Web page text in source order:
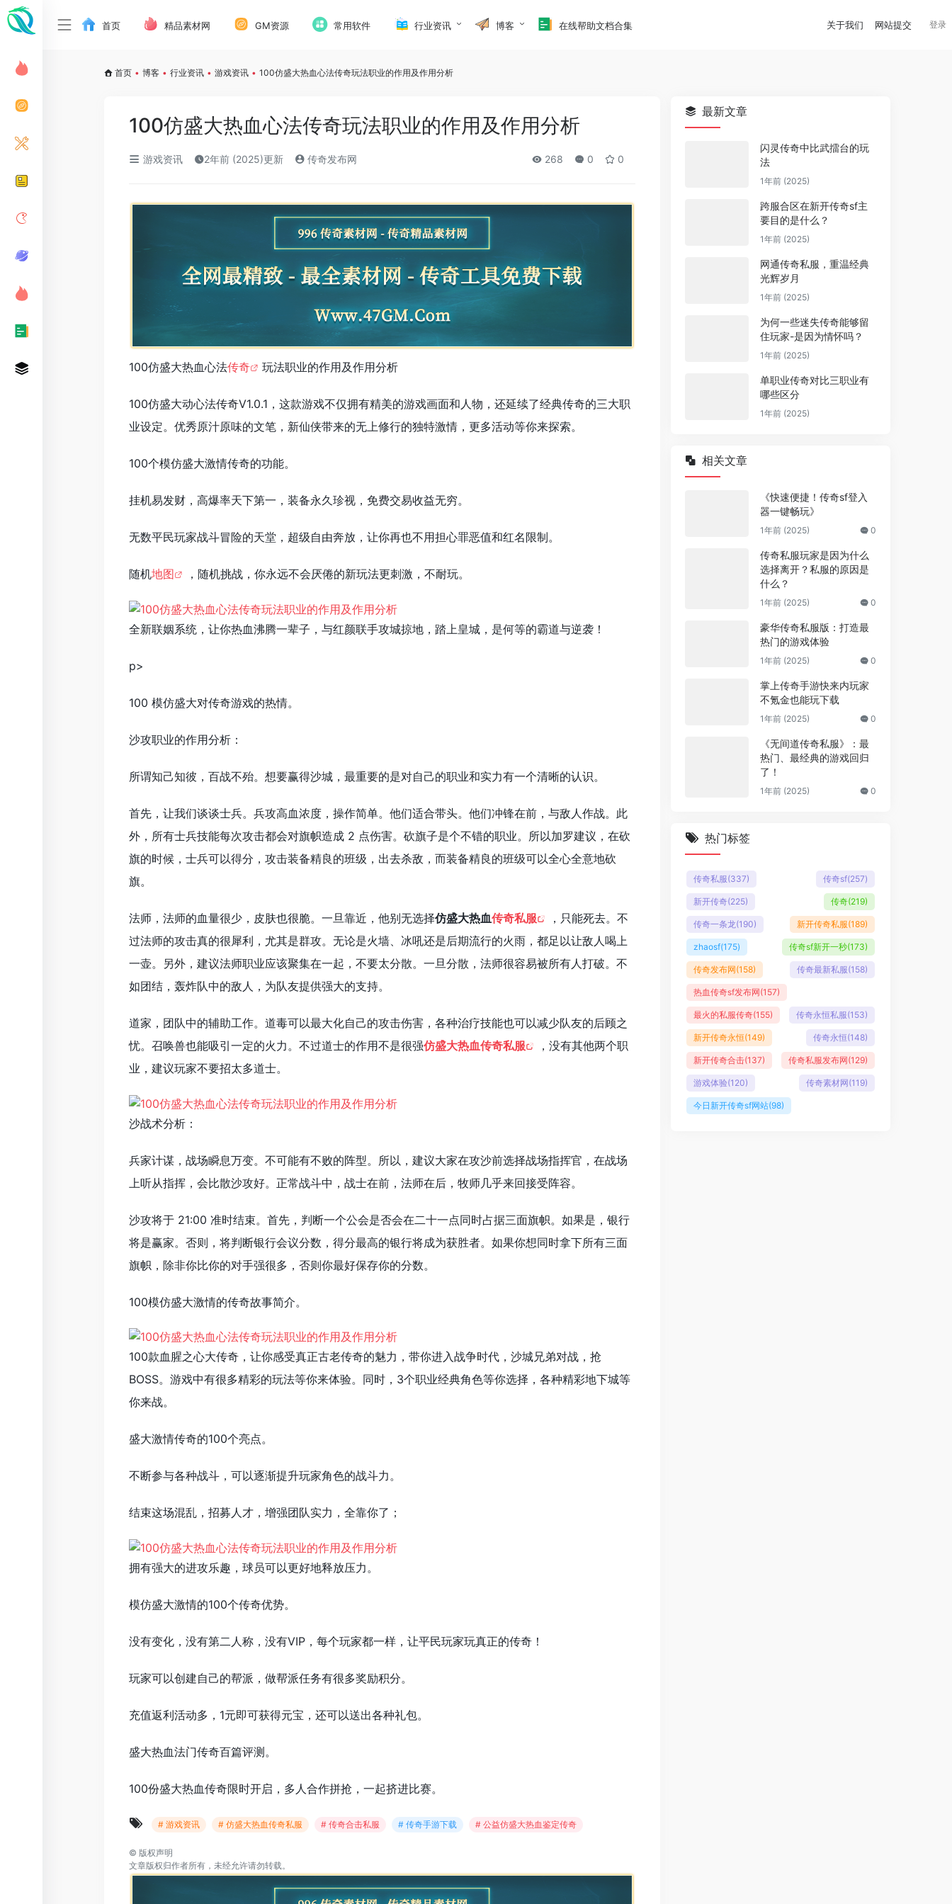
首页 精品素材网 GM资源 常用软件 行业资讯 博客 在线帮助文档合集 关于我们 网站提交 登录
首页 • 博客 • 行业资讯 • 游戏资讯 • 100仿盛大热血心法传奇玩法职业的作用及作用分析
100仿盛大热血心法传奇玩法职业的作用及作用分析
游戏资讯 2年前 (2025)更新 传奇发布网 268 0 0
100仿盛大热血心法传奇 玩法职业的作用及作用分析
100仿盛大动心法传奇V1.0.1，这款游戏不仅拥有精美的游戏画面和人物，还延续了经典传奇的三大职
业设定。优秀原汁原味的文笔，新仙侠带来的无上修行的独特激情，更多活动等你来探索。
100个模仿盛大激情传奇的功能。
挂机易发财，高爆率天下第一，装备永久珍视，免费交易收益无穷。
无数平民玩家战斗冒险的天堂，超级自由奔放，让你再也不用担心罪恶值和红名限制。
随机地图 ，随机挑战，你永远不会厌倦的新玩法更刺激，不耐玩。
全新联姻系统，让你热血沸腾一辈子，与红颜联手攻城掠地，踏上皇城，是何等的霸道与逆袭！
p>
100 模仿盛大对传奇游戏的热情。
沙攻职业的作用分析：
所谓知己知彼，百战不殆。想要赢得沙城，最重要的是对自己的职业和实力有一个清晰的认识。
首先，让我们谈谈士兵。兵攻高血浓度，操作简单。他们适合带头。他们冲锋在前，与敌人作战。此
外，所有士兵技能每次攻击都会对旗帜造成 2 点伤害。砍旗子是个不错的职业。所以加罗建议，在砍
旗的时候，士兵可以得分，攻击装备精良的班级，出去杀敌，而装备精良的班级可以全心全意地砍
旗。
法师，法师的血量很少，皮肤也很脆。一旦靠近，他别无选择仿盛大热血传奇私服
，只能死去。不
过法师的攻击真的很犀利，尤其是群攻。无论是火墙、冰吼还是后期流行的火雨，都足以让敌人喝上
一壶。另外，建议法师职业应该聚集在一起，不要太分散。一旦分散，法师很容易被所有人打破。不
如团结，轰炸队中的敌人，为队友提供强大的支持。
道家，团队中的辅助工作。道毒可以最大化自己的攻击伤害，各种治疗技能也可以减少队友的后顾之
忧。召唤兽也能吸引一定的火力。不过道士的作用不是很强仿盛大热血传奇私服
，没有其他两个职
业，建议玩家不要招太多道士。
沙战术分析：
兵家计谋，战场瞬息万变。不可能有不败的阵型。所以，建议大家在攻沙前选择战场指挥官，在战场
上听从指挥，会比散沙攻好。正常战斗中，战士在前，法师在后，牧师几乎来回接受阵容。
沙攻将于 21:00 准时结束。首先，判断一个公会是否会在二十一点同时占据三面旗帜。如果是，银行
将是赢家。否则，将判断银行会议分数，得分最高的银行将成为获胜者。如果你想同时拿下所有三面
旗帜，除非你比你的对手强很多，否则你最好保存你的分数。
100模仿盛大激情的传奇故事简介。
100款血腥之心大传奇，让你感受真正古老传奇的魅力，带你进入战争时代，沙城兄弟对战，抢
BOSS。游戏中有很多精彩的玩法等你来体验。同时，3个职业经典角色等你选择，各种精彩地下城等
你来战。
盛大激情传奇的100个亮点。
不断参与各种战斗，可以逐渐提升玩家角色的战斗力。
结束这场混乱，招募人才，增强团队实力，全靠你了；
拥有强大的进攻乐趣，球员可以更好地释放压力。
模仿盛大激情的100个传奇优势。
没有变化，没有第二人称，没有VIP，每个玩家都一样，让平民玩家玩真正的传奇！
玩家可以创建自己的帮派，做帮派任务有很多奖励积分。
充值返利活动多，1元即可获得元宝，还可以送出各种礼包。
盛大热血法门传奇百篇评测。
100份盛大热血传奇限时开启，多人合作拼抢，一起挤进比赛。
# 游戏资讯 # 仿盛大热血传奇私服 # 传奇合击私服 # 传奇手游下载 # 公益仿盛大热血鉴定传奇
© 版权声明
文章版权归作者所有，未经允许请勿转载。
最新文章
闪灵传奇中比武擂台的玩
法
1年前 (2025)
跨服合区在新开传奇sf主
要目的是什么？
1年前 (2025)
网通传奇私服，重温经典
光辉岁月
1年前 (2025)
为何一些迷失传奇能够留
住玩家-是因为情怀吗？
1年前 (2025)
单职业传奇对比三职业有
哪些区分
1年前 (2025)
相关文章
《快速便捷！传奇sf登入
器一键畅玩》
1年前 (2025) 0
传奇私服玩家是因为什么
选择离开？私服的原因是
什么？
1年前 (2025) 0
豪华传奇私服版：打造最
热门的游戏体验
1年前 (2025) 0
掌上传奇手游快来内玩家
不氪金也能玩下载
1年前 (2025) 0
《无间道传奇私服》：最
热门、最经典的游戏回归
了！
1年前 (2025) 0
热门标签
传奇私服(337) 传奇sf(257)
新开传奇(225) 传奇(219)
传奇一条龙(190) 新开传奇私服(189)
zhaosf(175) 传奇sf新开一秒(173)
传奇发布网(158) 传奇最新私服(158)
热血传奇sf发布网(157)
最火的私服传奇(155) 传奇永恒私服(153)
新开传奇永恒(149) 传奇永恒(148)
新开传奇合击(137) 传奇私服发布网(129)
游戏体验(120) 传奇素材网(119)
今日新开传奇sf网站(98)